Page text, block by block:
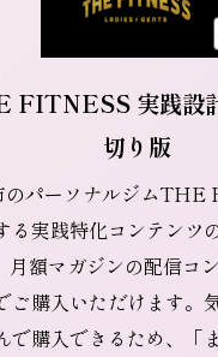
FITNESS 実践設
切り版
のパーソナルジム
る実践特化コンテンツ
月額マガジンの配信コ
ご購入いただけます。
で購入できるため、「